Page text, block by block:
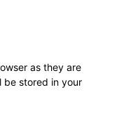
as they are
be stored in your